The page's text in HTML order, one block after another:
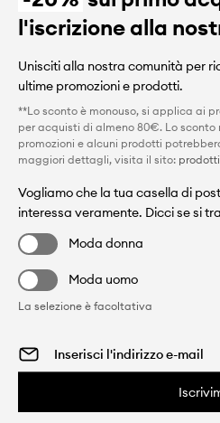
l'iscrizione alla
Unisciti alla nostra comunità per
ultime promozioni e prodotti.
**Lo sconto è monouso, si applica ai
per acquisti di almeno 80€. Lo sconto
promozioni e alcuni prodotti
maggiori dettagli, visita il sito:
Vogliamo che la tua casella di
interessa veramente. Dicci se si
Moda donna
Moda uomo
La selezione è facoltativa